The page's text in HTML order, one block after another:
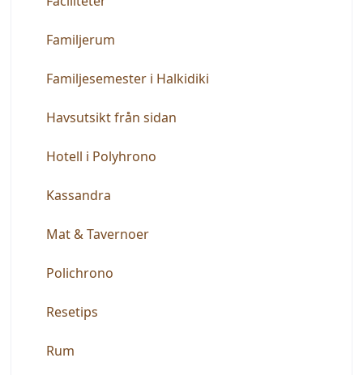
Familjerum
Familjesemester i Halkidiki
Havsutsikt från sidan
Hotell i Polyhrono
Kassandra
Mat & Tavernoer
Polichrono
Resetips
Rum